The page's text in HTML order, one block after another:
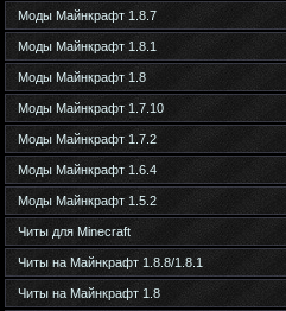
Моды Майнкрафт 1.8.7
Моды Майнкрафт 1.8.1
Моды Майнкрафт 1.8
Моды Майнкрафт 1.7.10
Моды Майнкрафт 1.7.2
Моды Майнкрафт 1.6.4
Моды Майнкрафт 1.5.2
Читы для Minecraft
Читы на Майнкрафт 1.8.8/1.8.1
Читы на Майнкрафт 1.8